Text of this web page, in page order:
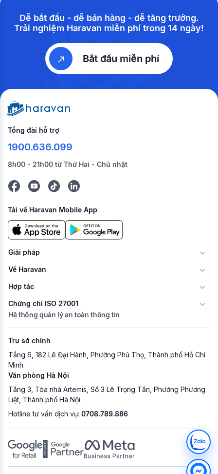
Dễ bắt đầu - dễ bán hàng - dễ tăng trưởng.
Trải nghiệm Haravan miễn phí trong 14 ngày!
Bắt đầu miễn phí
Tổng đài hỗ trợ
1900.636.099
8h00 - 21h00 từ Thứ Hai - Chủ nhật
Tải về Haravan Mobile App
Giải pháp
Về Haravan
Hợp tác
Chứng chỉ ISO 27001
Hệ thống quản lý an toàn thông tin
Trụ sở chính
Tầng 6, 182 Lê Đại Hành, Phường Phú Thọ, Thành phố Hồ Chí
Minh.
Văn phòng Hà Nội
Tầng 3, Tòa nhà Artemis, Số 3 Lê Trọng Tấn, Phường Phương
Liệt, Thành phố Hà Nội.
Hotline tư vấn dịch vụ: 0708.789.886